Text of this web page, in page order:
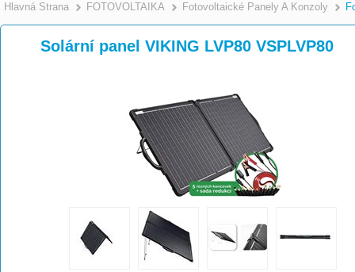
Hlavná Strana >
FOTOVOLTAIKA >
Fotovoltaické Panely A Konzoly
Solární panel VIKING LVP80 VSPLVP80